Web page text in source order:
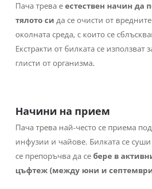
Пача трева еестествен начин да
тялото си да се очисти от
околната среда, с които се
Екстракти от билката се използват
глисти от организма.
Начини на прием
Пача трева най-често се приема
инфузии и чайове. Билката се суши
се препоръчва да се бере в
цъфтеж (между юни и